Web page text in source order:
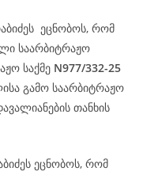
ეცნობოს, რომ
საარბიტრაჟო
საქმე N977/332-25
გამო საარბიტრაჟო
თანხის
ეცნობოს, რომ